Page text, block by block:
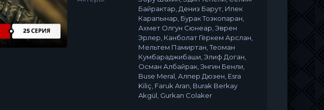
Байрактар, Дениз Барут, Ипек
Карапынар, Бурак Тозкопаран,
Ахмет Олгун Сюнеар, Эврен
Эрлер, Канболат Гёркем Арслан,
Мельтем Памиртан, Теоман
Кумбараджибаши, Элиф Доган,
Осман Албайрак, Энгин Бенли,
Buse Meral, Алпер Дюзен, Esra
Kiliç, Faruk Aran, Burak Berkay
Akgül, Gurkan Colaker